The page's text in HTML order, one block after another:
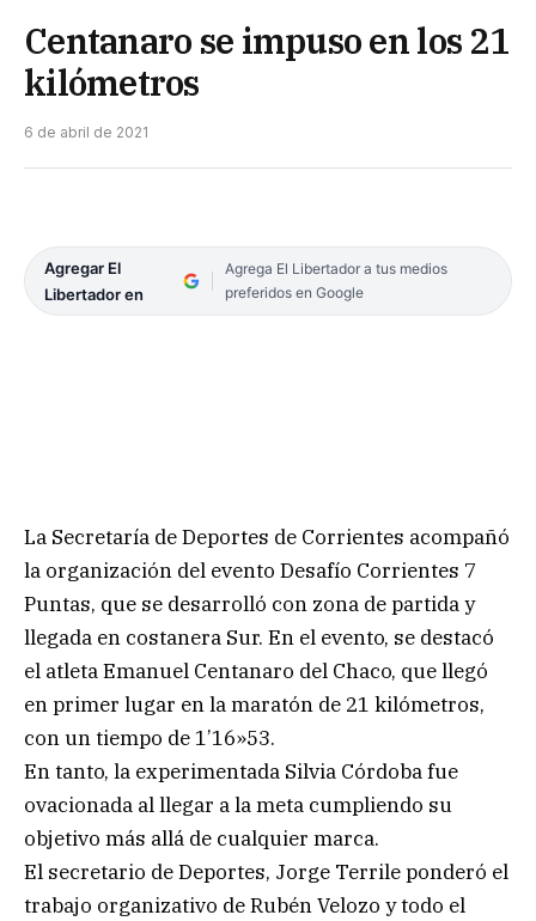
Centanaro se impuso en los 21
kilómetros
6 de abril de 2021
Agregar El
Libertador en
Agrega El Libertador a tus medios
preferidos en Google
La Secretaría de Deportes de Corrientes acompañó
la organización del evento Desafío Corrientes 7
Puntas, que se desarrolló con zona de partida y
llegada en costanera Sur. En el evento, se destacó
el atleta Emanuel Centanaro del Chaco, que llegó
en primer lugar en la maratón de 21 kilómetros,
con un tiempo de 1’16»53.
En tanto, la experimentada Silvia Córdoba fue
ovacionada al llegar a la meta cumpliendo su
objetivo más allá de cualquier marca.
El secretario de Deportes, Jorge Terrile ponderó el
trabajo organizativo de Rubén Velozo y todo el